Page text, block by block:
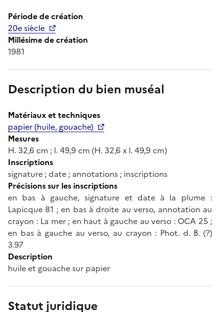
Période de création
20e siècle
Millésime de création
1981
Description du bien muséal
Matériaux et techniques
papier (huile, gouache)
Mesures
H. 32,6 cm ; l. 49,9 cm (H. 32,6 x l. 49,9 cm)
Inscriptions
signature ; date ; annotations ; inscriptions
Précisions sur les inscriptions
en bas à gauche, signature et date à la plume :
Lapicque 81 ; en bas à droite au verso, annotation au
crayon : La mer ; en haut à gauche au verso : OCA 25 ;
en bas à gauche au verso, au crayon : Phot. d. B. (?)
3.97
Description
huile et gouache sur papier
Statut juridique